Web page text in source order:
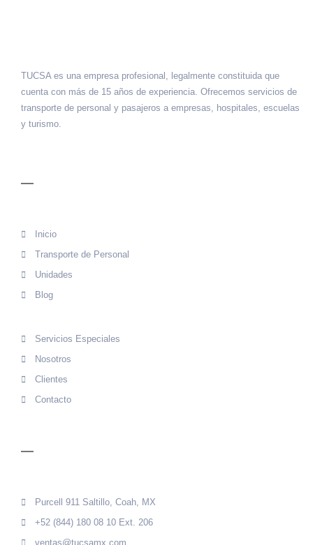
TUCSA es una empresa profesional, legalmente constituida que
cuenta con más de 15 años de experiencia. Ofrecemos servicios de
transporte de personal y pasajeros a empresas, hospitales, escuelas
y turismo.
Inicio
Transporte de Personal
Unidades
Blog
Servicios Especiales
Nosotros
Clientes
Contacto
Purcell 911 Saltillo, Coah, MX
+52 (844) 180 08 10 Ext. 206
ventas@tucsamx.com